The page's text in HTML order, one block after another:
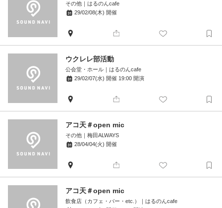
その他 ｜ はるのんcafe
29/02/08(木) 開催
ウクレレ部活動
公会堂・ホール ｜ はるのんcafe
29/02/07(水) 開催 19:00 開演
アコ天＃open mic
その他 ｜ 梅田ALWAYS
28/04/04(火) 開催
アコ天＃open mic
飲食店（カフェ・バー・etc.） ｜ はるのんcafe